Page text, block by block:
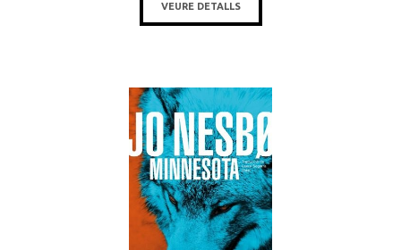
VEURE DETALLS